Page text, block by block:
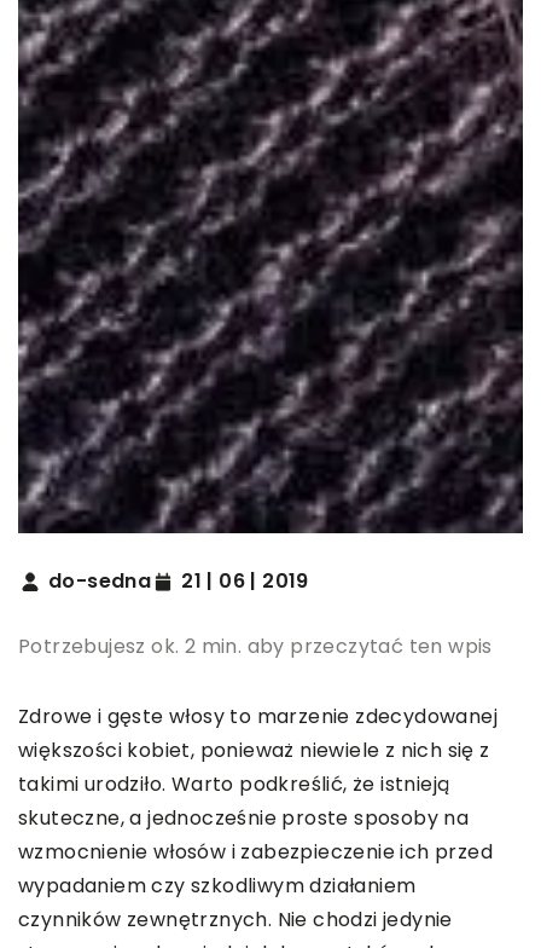
do-sedna 21 | 06 | 2019
Potrzebujesz ok. 2 min. aby przeczytać ten wpis
Zdrowe i gęste włosy to marzenie zdecydowanej
większości kobiet, ponieważ niewiele z nich się z
takimi urodziło. Warto podkreślić, że istnieją
skuteczne, a jednocześnie proste sposoby na
wzmocnienie włosów i zabezpieczenie ich przed
wypadaniem czy szkodliwym działaniem
czynników zewnętrznych. Nie chodzi jedynie